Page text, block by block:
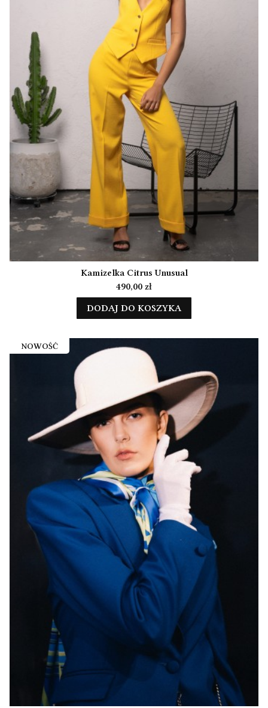
Kamizelka Citrus Unusual
Cena
490,00 zł
DODAJ DO KOSZYKA
NOWOŚĆ